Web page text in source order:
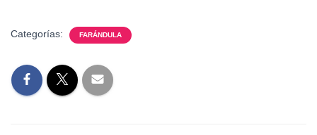
Categorías: FARÁNDULA